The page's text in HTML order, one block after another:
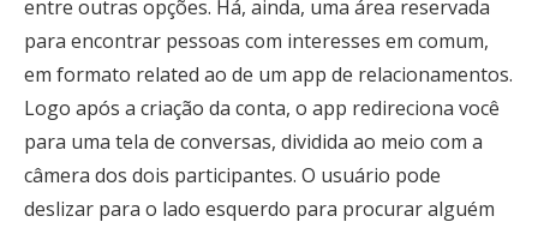
entre outras opções. Há, ainda, uma área reservada
para encontrar pessoas com interesses em comum,
em formato related ao de um app de relacionamentos.
Logo após a criação da conta, o app redireciona você
para uma tela de conversas, dividida ao meio com a
câmera dos dois participantes. O usuário pode
deslizar para o lado esquerdo para procurar alguém